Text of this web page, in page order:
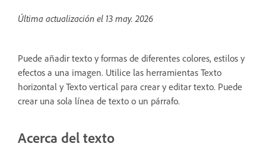
Última actualización el 13 may. 2026
Puede añadir texto y formas de diferentes colores, estilos y
efectos a una imagen. Utilice las herramientas Texto
horizontal y Texto vertical para crear y editar texto. Puede
crear una sola línea de texto o un párrafo.
Acerca del texto